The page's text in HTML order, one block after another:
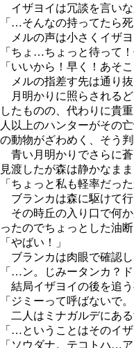
イザヨイは冗談を言いな
「…そんなの持ってたら
メルの声は小さくイザヨ
「ちょ…ちょっと待って！
「いいから！早く！あそ
メルの指差す先は通り抜
月明かりに照らされるど
したものの、代わりに貴
人以上のハンターがその
の動物がざわめく、そう
青い月明かりでさらに蒼
見渡したが森は静かなま
「ちょっと私も軽率だっ
ブランカは森に駆けて行
その時丘の入り口で何か
ったのでちょっとした油
「やばい！」
ブランカは肉眼で確認し
「…ン。じみータンカ？
結局イザヨイの後を追う
「ジミーって呼ばないで
二人はミナガルデにある
「…ということはそのイ
「ソウダナ。テコトハ…